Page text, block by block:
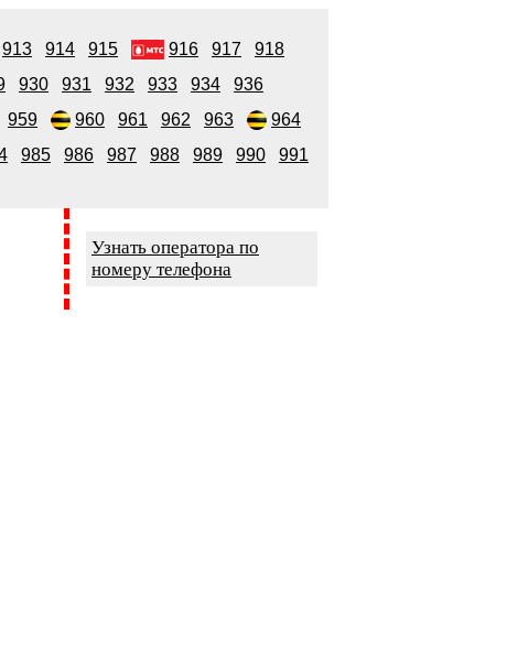
913 914 915 916 917
918
930 931 932 933 934
936
959 960 961 962 963
964
985 986 987 988 989 990
991
Узнать оператора по
номеру телефона